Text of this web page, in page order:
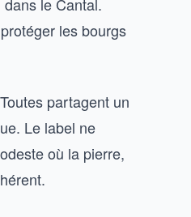
les bourgs
partagent un
Le label ne
où la pierre,